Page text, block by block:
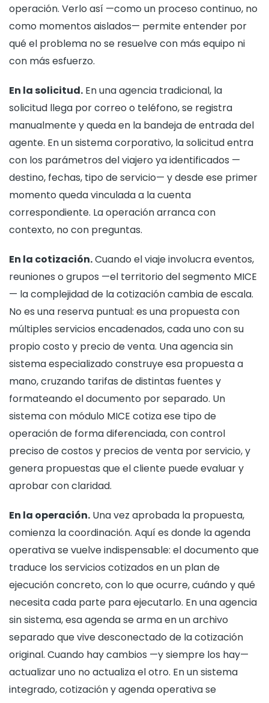
operación. Verlo así —como un proceso continuo, no
como momentos aislados— permite entender por
qué el problema no se resuelve con más equipo ni
con más esfuerzo.
En la solicitud. En una agencia tradicional, la
solicitud llega por correo o teléfono, se registra
manualmente y queda en la bandeja de entrada del
agente. En un sistema corporativo, la solicitud entra
con los parámetros del viajero ya identificados —
destino, fechas, tipo de servicio— y desde ese primer
momento queda vinculada a la cuenta
correspondiente. La operación arranca con
contexto, no con preguntas.
En la cotización.Cuando el viaje involucra eventos,
reuniones o grupos —el territorio del segmento MICE
— la complejidad de la cotización cambia de escala.
No es una reserva puntual: es una propuesta con
múltiples servicios encadenados, cada uno con su
propio costo y precio de venta. Una agencia sin
sistema especializado construye esa propuesta a
mano, cruzando tarifas de distintas fuentes y
formateando el documento por separado. Un
sistema con módulo MICE cotiza ese tipo de
operación de forma diferenciada, con control
preciso de costos y precios de venta por servicio, y
genera propuestas que el cliente puede evaluar y
aprobar con claridad.
En la operación. Una vez aprobada la propuesta,
comienza la coordinación. Aquí es donde la agenda
operativa se vuelve indispensable: el documento que
traduce los servicios cotizados en un plan de
ejecución concreto, con lo que ocurre, cuándo y qué
necesita cada parte para ejecutarlo. En una agencia
sin sistema, esa agenda se arma en un archivo
separado que vive desconectado de la cotización
original. Cuando hay cambios —y siempre los hay—
actualizar uno no actualiza el otro. En un sistema
integrado, cotización y agenda operativa se